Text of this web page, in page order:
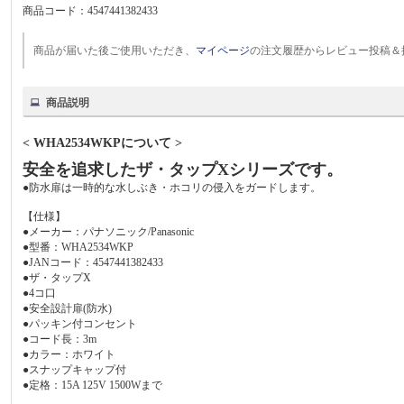
商品コード：4547441382433
商品が届いた後ご使用いただき、 マイページの注文履歴からレビュー投稿＆
商品説明
< WHA2534WKPについて >
安全を追求したザ・タップXシリーズです。
●防水扉は一時的な水しぶき・ホコリの侵入をガードします。
【仕様】
●メーカー：パナソニック/Panasonic
●型番：WHA2534WKP
●JANコード：4547441382433
●ザ・タップX
●4コ口
●安全設計扉(防水)
●パッキン付コンセント
●コード長：3m
●カラー：ホワイト
●スナップキャップ付
●定格：15A 125V 1500Wまで